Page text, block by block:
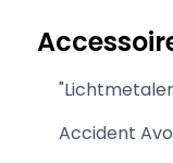
Accident